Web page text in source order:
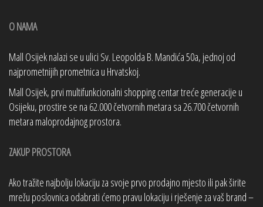
O NAMA
Mall Osijek nalazi se u ulici Sv. Leopolda B. Mandića 50a, jednoj od
najprometnijih prometnica u Hrvatskoj.
Mall Osijek, prvi multifunkcionalni shopping centar treće generacije u
Osijeku, prostire se na 62.000 četvornih metara sa 26.700 četvornih
metara maloprodajnog prostora.
ZAKUP PROSTORA
Ako tražite najbolju lokaciju za svoje prvo prodajno mjesto ili pak širite
mrežu poslovnica odabrati ćemo pravu lokaciju i rješenje za vaš brand –